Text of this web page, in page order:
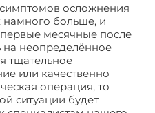
осложнения
намного больше, и
месячные после
на неопределённое
тщательное
или качественно
операция, то
ситуации будет